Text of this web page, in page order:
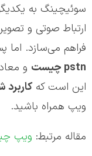
سوئیچینگ به
ارتباط صوتی و
فراهم می‌سازد. اما
pstn چیست و
این است که
ویپ همراه باشید.
مقاله مرتبط: ویپ